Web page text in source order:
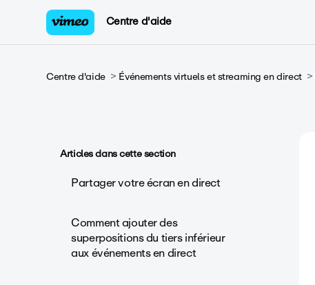
Centre d'aide
Centre d'aide Événements virtuels et streaming en direct
Articles dans cette section
Partager votre écran en direct
Comment ajouter des
superpositions du tiers inférieur
aux événements en direct